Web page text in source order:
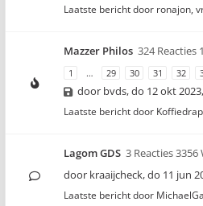
Laatste bericht door ronajon,
Mazzer Philos 324 Reacties
1 … 29 30 31 32
door bvds,do 12 okt
Laatste bericht door Koffiedrap
Lagom GDS 3 Reacties 3356
door kraaijcheck,do 11 jun
Laatste bericht door